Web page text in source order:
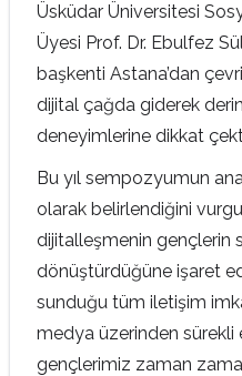
Üsküdar Üniversitesi
Üyesi Prof. Dr. Ebulfez
başkenti Astana’dan
dijital çağda giderek
deneyimlerine dikkat
Bu yıl sempozyumun
olarak belirlendiğini
dijitalleşmenin gençlerin
dönüştürdüğüne işaret
sunduğu tüm iletişim
medya üzerinden sürekli
gençlerimiz zaman